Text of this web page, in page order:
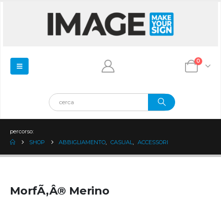
0
percorso:
SHOP
ABBIGLIAMENTO CASUAL ACCESSORI
MorfÃ‚Â® Merino